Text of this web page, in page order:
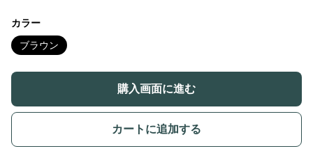
カラー
ブラウン
購入画面に進む
カートに追加する